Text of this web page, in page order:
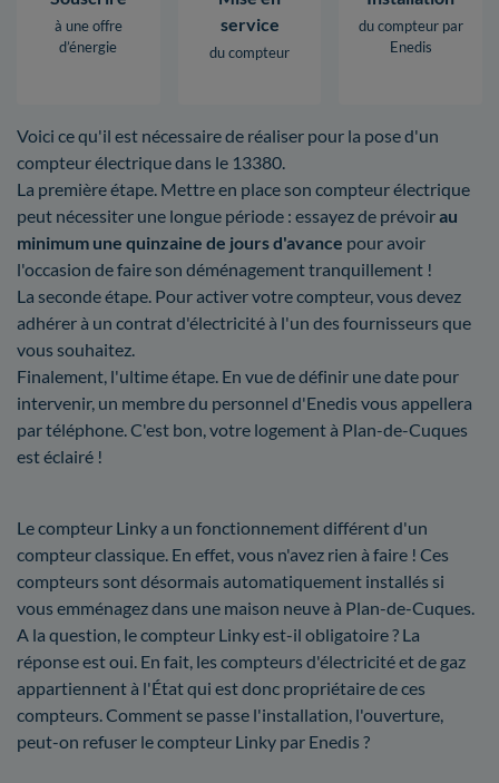
à une offre
d’énergie
service
du compteur
du compteur par
Enedis
Voici ce qu'il est nécessaire de réaliser pour la pose d'un
compteur électrique dans le 13380.
La première étape. Mettre en place son compteur électrique
peut nécessiter une longue période : essayez de prévoirau
minimum une quinzaine de jours d'avance pour avoir
l'occasion de faire son déménagement tranquillement !
La seconde étape. Pour activer votre compteur, vous devez
adhérer à un contrat d'électricité à l'un des fournisseurs que
vous souhaitez.
Finalement, l'ultime étape. En vue de définir une date pour
intervenir, un membre du personnel d'Enedis vous appellera
par téléphone. C'est bon, votre logement à Plan-de-Cuques
est éclairé !
Le compteur Linky a un fonctionnement différent d'un
compteur classique. En effet, vous n'avez rien à faire ! Ces
compteurs sont désormais automatiquement installés si
vous emménagez dans une maison neuve à Plan-de-Cuques.
A la question, le compteur Linky est-il obligatoire ? La
réponse est oui. En fait, les compteurs d'électricité et de gaz
appartiennent à l'État qui est donc propriétaire de ces
compteurs. Comment se passe l'installation, l'ouverture,
peut-on refuser le compteur Linky par Enedis ?